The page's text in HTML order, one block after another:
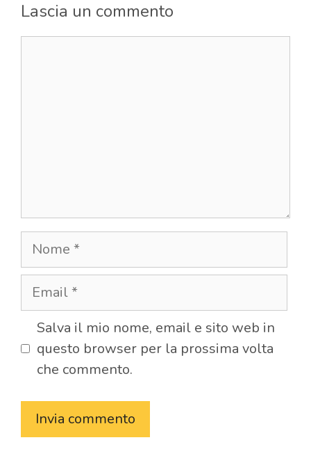
Lascia un commento
Nome
Email
Salva il mio nome, email e sito web in
questo browser per la prossima volta
che commento.